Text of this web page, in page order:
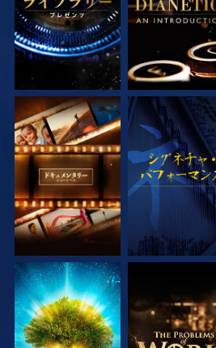
シリーズを探求 観る
シリーズを探求 シリーズを探求